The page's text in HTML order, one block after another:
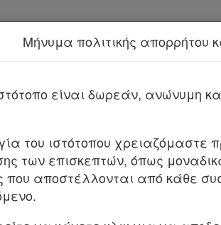
Νέα υπηρεσία
2025
23453/2025ΦΕΚ Β 1710/
επιστολής για την εταιρεία
Μάρσαλ.
ΚΑΙ ΝΗΣΙΩΤΙΚΗΣ ΠΟΛΙΤΙΚΗΣ
Μήνυμα πολιτικής απορρήτου
είναι δωρεάν, ανώνυμη
του ιστότοπου
των επισκεπτών, όπως
που αποστέλλονται από κάθε